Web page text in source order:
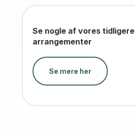
Se nogle af vores tidligere
arrangementer
Se mere her